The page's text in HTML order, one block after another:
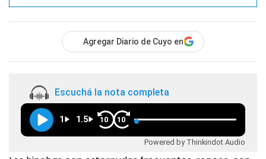
Agregar Diario de Cuyo en
Escuchá la nota completa
1 1.5 10 10
Powered by Thinkindot Audio